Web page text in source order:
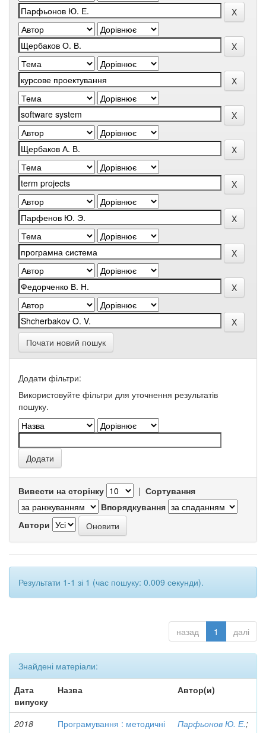
Почати новий пошук
Додати фільтри:
Використовуйте фільтри для уточнення результатів
пошуку.
Вивести на сторінку | Сортування
Впорядкування
Автори
Результати 1-1 зі 1 (час пошуку: 0.009 секунди).
назад 1 далі
Знайдені матеріали:
Дата
випуску
Назва Автор(и)
2018
Програмування : методичні
Парфьонов Ю. Е.;